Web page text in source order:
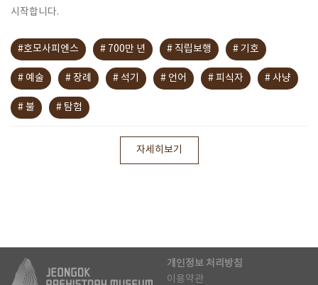
시작합니다.
#호모사피엔스 # 700만 년 # 직립보행 # 기호
# 예술 # 장례 # 석기 # 언어 # 피식자 # 사냥
# 불 # 탐험
자세히보기
개인정보 처리방침
이용약관